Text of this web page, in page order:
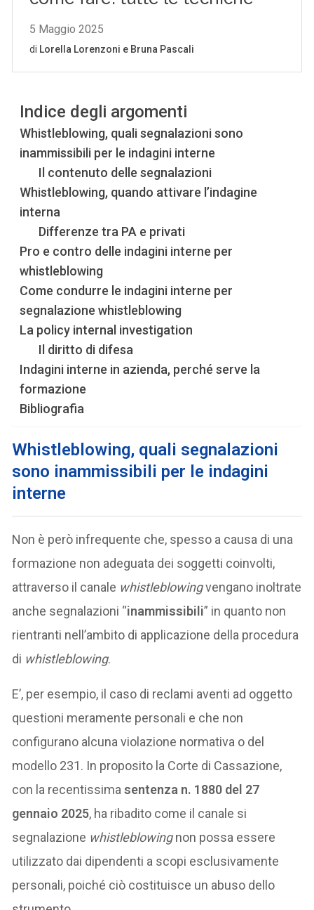
Indice degli argomenti
Whistleblowing, quali segnalazioni sono
inammissibili per le indagini interne
Il contenuto delle segnalazioni
Whistleblowing, quando attivare l’indagine
interna
Differenze tra PA e privati
Pro e contro delle indagini interne per
whistleblowing
Come condurre le indagini interne per
segnalazione whistleblowing
La policy internal investigation
Il diritto di difesa
Indagini interne in azienda, perché serve la
formazione
Bibliografia
Whistleblowing, quali segnalazioni
sono inammissibili per le indagini
interne
Non è però infrequente che, spesso a causa di una
formazione non adeguata dei soggetti coinvolti,
attraverso il canale whistleblowingvengano inoltrate
anche segnalazioni “inammissibili” in quanto non
rientranti nell’ambito di applicazione della procedura
di whistleblowing.
E’, per esempio, il caso di reclami aventi ad oggetto
questioni meramente personali e che non
configurano alcuna violazione normativa o del
modello 231. In proposito la Corte di Cassazione,
con la recentissimasentenza n. 1880 del 27
gennaio 2025, ha ribadito come il canale si
segnalazione whistleblowingnon possa essere
utilizzato dai dipendenti a scopi esclusivamente
personali, poiché ciò costituisce un abuso dello